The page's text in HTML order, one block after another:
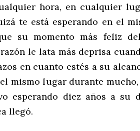
hora, en cualquier
te está esperando en el
su momento más feliz
le lata más deprisa
en cuanto estés a su
mismo lugar durante
esperando diez años a su
llegó.